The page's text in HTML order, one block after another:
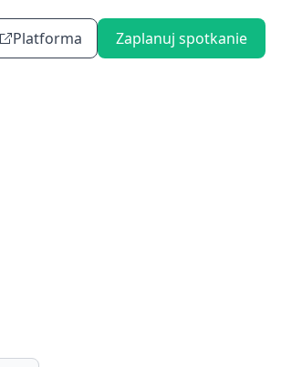
Platforma Zaplanuj spotkanie